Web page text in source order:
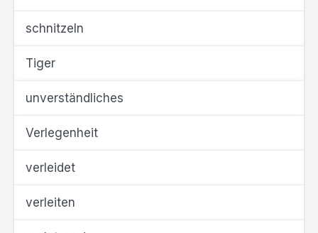
schnitzeln
Tiger
unverständliches
Verlegenheit
verleidet
verleiten